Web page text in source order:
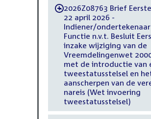
-2026Z08763 Brief
22 april 2026 -
Indiener/ondertekenaar
Functie n.v.t. Besluit
inzake wijziging van de
Vreemdelingenwet
met de introductie van
tweestatusstelsel en
aanscherpen van de
nareis (Wet invoering
tweestatusstelsel)